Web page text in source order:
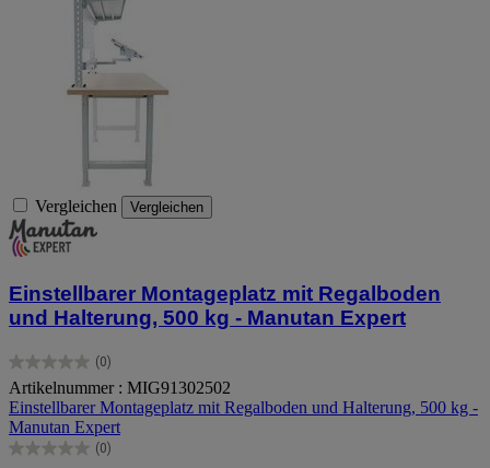
Vergleichen Vergleichen
Einstellbarer Montageplatz mit Regalboden
und Halterung, 500 kg - Manutan Expert
(0)
0.0
von
5
Sternen.
Artikelnummer : MIG91302502
Einstellbarer Montageplatz mit Regalboden und Halterung, 500 kg -
Manutan Expert
(0)
0.0